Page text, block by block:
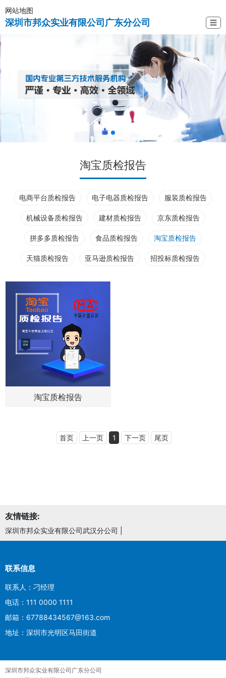
网站地图
深圳市邦众实业有限公司广东分公司 ☰
淘宝质检报告
电商平台质检报告 电子电器质检报告 服装质检报告
机械设备质检报告 建材质检报告 京东质检报告
拼多多质检报告 食品质检报告 淘宝质检报告
天猫质检报告 亚马逊质检报告 招投标质检报告
淘宝质检报告
首页 上一页 1 下一页 尾页
友情链接:
深圳市邦众实业有限公司武汉分公司
联系信息
联系人：刁经理
电话：111 0000 1111
邮箱：67788434567@163.com
地址：深圳市光明区马田街道
深圳市邦众实业有限公司广东分公司